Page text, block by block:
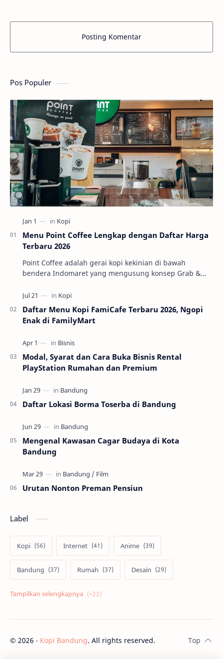
Posting Komentar
Pos Populer
Menu Point Coffee Lengkap dengan Daftar Harga
Terbaru 2026
Point Coffee adalah gerai kopi kekinian di bawah
bendera Indomaret yang mengusung konsep Grab &
Daftar Menu Kopi FamiCafe Terbaru 2026, Ngopi
Enak di FamilyMart
Modal, Syarat dan Cara Buka Bisnis Rental
PlayStation Rumahan dan Premium
Daftar Lokasi Borma Toserba di Bandung
Mengenal Kawasan Cagar Budaya di Kota
Bandung
Urutan Nonton Preman Pensiun
Label
Kopi Internet Anime
Bandung Rumah Desain
Psikologi Film
Tekno Skill Cosplay
Kuliner Bisnis Android
© 2026 ‧ Kopi Bandung. All rights reserved.